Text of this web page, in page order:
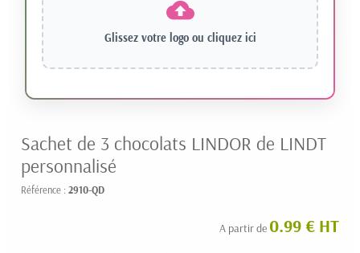
Glissez votre logo ou cliquez ici
Sachet de 3 chocolats LINDOR de LINDT
personnalisé
Référence : 2910-QD
A partir de 0.99 € HT